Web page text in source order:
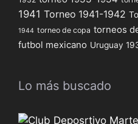
1941 Torneo 1941-1942
1944 torneo de copa torneos
futbol mexicano Uruguay
Lo más buscado